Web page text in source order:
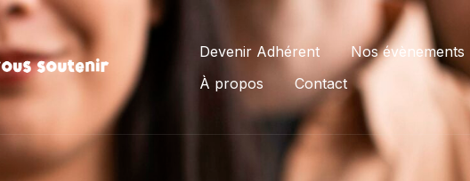
Devenir Adhérent Nos évènements
À propos
Contact